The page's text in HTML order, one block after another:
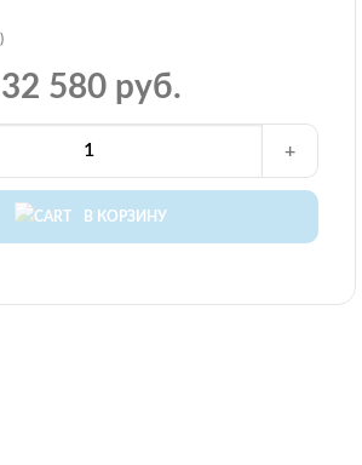
32 580 руб.
В КОРЗИНУ
+